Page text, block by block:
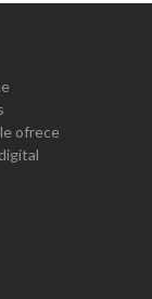
ofrece